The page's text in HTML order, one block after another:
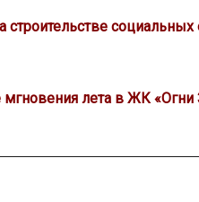
строительстве
мгновения лета в ЖК